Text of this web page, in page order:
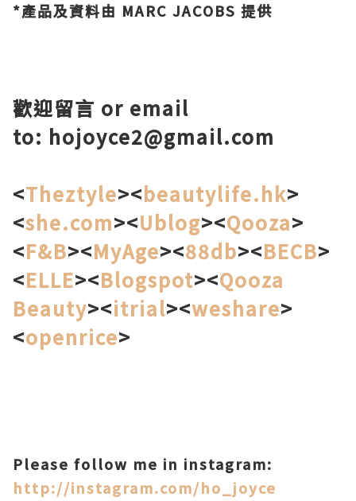
*產品及資料由 MARC JACOBS 提供
歡迎留言 or email
to: hojoyce2@gmail.com
<Theztyle><beautylife.hk>
<she.com><Ublog><Qooza>
<F&B><MyAge><88db><BECB>
<ELLE><Blogspot><Qooza
Beauty><itrial><weshare>
<openrice>
Please follow me in instagram:
http://instagram.com/ho_joyce